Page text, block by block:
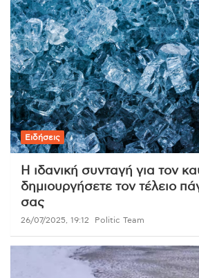
Ειδήσεις
Η ιδανική συνταγή για τον
δημιουργήσετε τον τέλειο
σας
26/07/2025, 19:12 Politic Team